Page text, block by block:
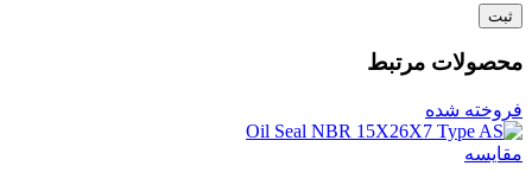
محصولات مرتبط
فروخته شده
مقايسه